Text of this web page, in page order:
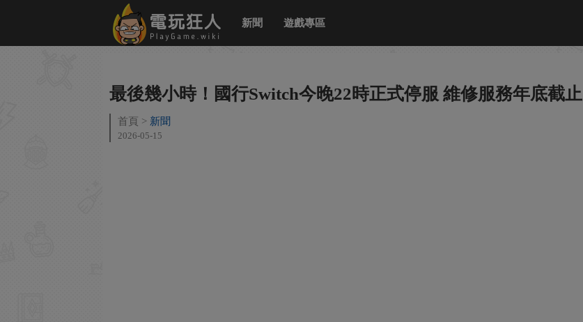
新聞 遊戲專區
最後幾小時！國行Switch今晚22時正式停服 維修服務年底截止
首頁 新聞
2026-05-15